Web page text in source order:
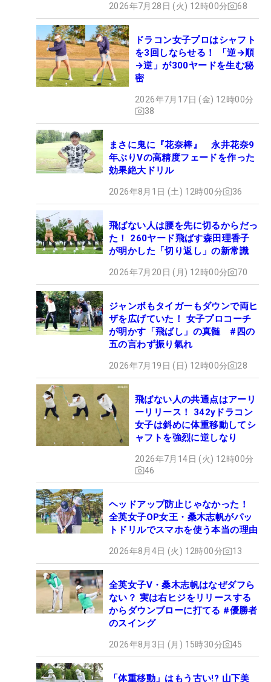
2026年7月28日 (火) 12時00分 68
ドラコン女子プロはシャフト
を3回しならせる！ 「逆→順
→逆」が300ヤードを生む秘
密
2026年7月17日 (金) 12時00分
38
まさに鬼に『花奈棒』 永井花奈9
年ぶりVの高精度フェードを作った
効果絶大ドリル
2026年8月1日 (土) 12時00分 36
飛ばない人は腰を先に切るからだっ
た！ 260ヤード飛ばす森田理香子
が明かした「切り返し」の新常識
2026年7月20日 (月) 12時00分 70
ジャンボもタイガーもダウンで両ヒ
ザを広げていた！ 女子プロコーチ
が明かす「飛ばし」の真髄 #四の
五の言わず振り氣れ
2026年7月19日 (日) 12時00分 28
飛ばない人の共通点はアーリ
ーリリース！ 342yドラコン
女子は斜めに体重移動してシ
ャフトを強烈に逆しなり
2026年7月14日 (火) 12時00分
46
ヘッドアップ防止じゃなかった！
全英女子OP女王・桑木志帆がパッ
トドリルでスマホを使う本当の理由
2026年8月4日 (火) 12時00分 13
全英女子V・桑木志帆はなぜダフら
ない？ 実は右ヒジをリリースする
からダウンブローに打てる #優勝者
のスイング
2026年8月3日 (月) 15時30分 45
「体重移動」はもう古い!? 山下美